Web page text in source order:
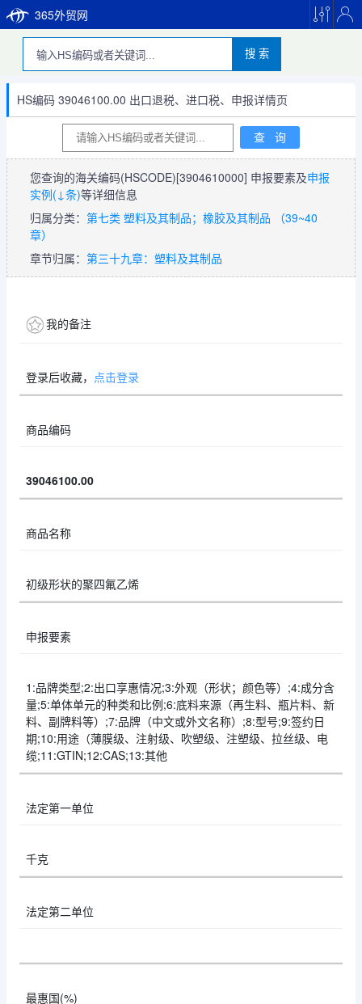
365外贸网
搜 索
HS编码 39046100.00 出口退税、进口税、申报详情页
您查询的海关编码(HSCODE)[3904610000] 申报要素及申报
实例(↓条)等详细信息
归属分类： 第七类 塑料及其制品；橡胶及其制品 （39~40
章）
章节归属： 第三十九章：塑料及其制品
我的备注
登录后收藏， 点击登录
商品编码
39046100.00
商品名称
初级形状的聚四氟乙烯
申报要素
1:品牌类型;2:出口享惠情况;3:外观（形状；颜色等）;4:成分含
量;5:单体单元的种类和比例;6:底料来源（再生料、瓶片料、新
料、副牌料等）;7:品牌（中文或外文名称）;8:型号;9:签约日
期;10:用途（薄膜级、注射级、吹塑级、注塑级、拉丝级、电
缆;11:GTIN;12:CAS;13:其他
法定第一单位
千克
法定第二单位
最惠国(%)